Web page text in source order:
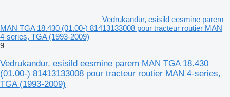
Vedrukandur, esisild eesmine parem
MAN TGA 18.430 (01.00-) 81413133008 pour tracteur routier MAN
4-series, TGA (1993-2009)
9
Vedrukandur, esisild eesmine parem MAN TGA 18.430
(01.00-) 81413133008 pour tracteur routier MAN 4-series,
TGA (1993-2009)